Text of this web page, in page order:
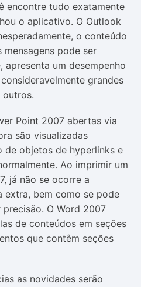
encontre tudo exatamente
o aplicativo. O Outlook
o conteúdo
pode ser
um desempenho
grandes
outros.
Point 2007 abertas via
são visualizadas
de objetos de hyperlinks e
Ao imprimir um
já não se ocorre a
extra, bem como se pode
O Word 2007
de conteúdos em seções
que contêm seções
as novidades serão